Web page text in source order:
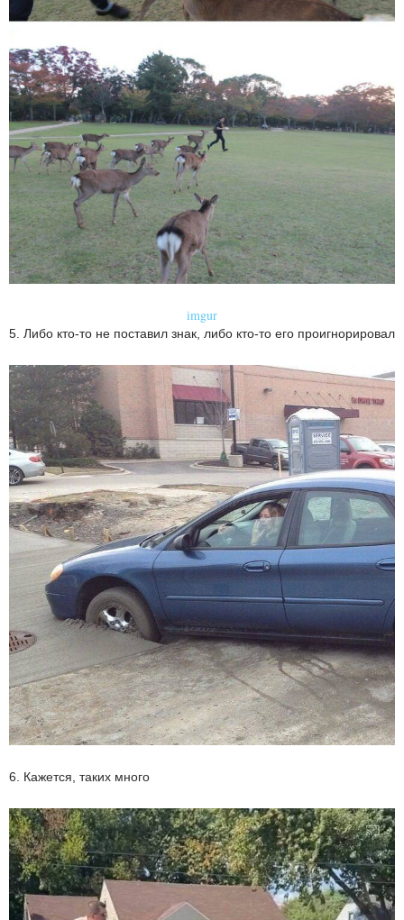
imgur
5. Либо кто-то не поставил знак, либо кто-то его проигнорировал
6. Кажется, таких много